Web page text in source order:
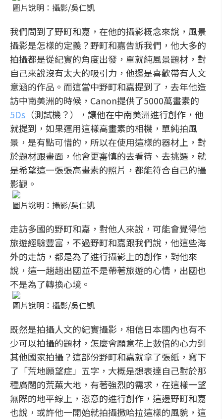
圖片說明：攝影/吳仁凱
我們問到了野町和嘉，在他的攝影概念來說，風景
攝影是怎樣的定義？野町和嘉告訴我們，他大多的
拍攝都是從紀實的角度出發，單就純風景題材，對
自己來說沒有太大的吸引力，他還是喜歡帶有人文
意涵的作品。而這當中野町和嘉提到了，去年他造
訪中南美洲的時候，Canon提供了5000萬畫素的
5Ds （測試機？），讓他在中南美洲進行創作，他
就提到，如果運用這樣高畫素的相機，單純拍風
景，是有點可惜的，所以在使用這樣的器材上，對
於題材跟畫面，他會更審慎的去看待、去挑選，就
是希望這一張張高畫素的照片，都能符合自己的攝
影觀。
圖片說明：攝影/吳仁凱
走訪多國的野町和嘉，對他人來說，可能會覺得他
旅遊經驗豐富，不過野町和嘉跟我們說，他這些海
外的走訪，都是為了進行攝影上的創作，對他來
說，這一趟趟出國並不是帶著旅遊的心情，出國也
不是為了轉換心境。
圖片說明：攝影/吳仁凱
既然是拍攝人文的紀實攝影，相信日本國內也有不
少可以拍攝的題材，怎麼會願意花上數倍的心力到
其他國家拍攝？這部份野町和嘉就拿了張紙，寫下
了「荒地願望症」五字，大概是想表達自己對於那
種廣闊的荒蕪大地，有著強烈的需求，在這樣一望
無際的地平線上，恣意的進行創作，這邊野町和嘉
也說，或許他一開始就拍攝撒哈拉這樣的風貌，這